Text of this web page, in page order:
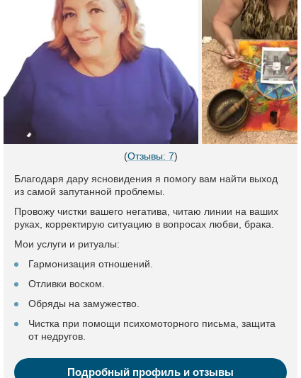
(Отзывы: 7)
Благодаря дару ясновидения я помогу вам найти выход
из самой запутанной проблемы.
Провожу чистки вашего негатива, читаю линии на ваших
руках, корректирую ситуацию в вопросах любви, брака.
Мои услуги и ритуалы:
Гармонизация отношений.
Отливки воском.
Обряды на замужество.
Чистка при помощи психомоторного письма, защита
от недругов.
Подробный профиль и отзывы